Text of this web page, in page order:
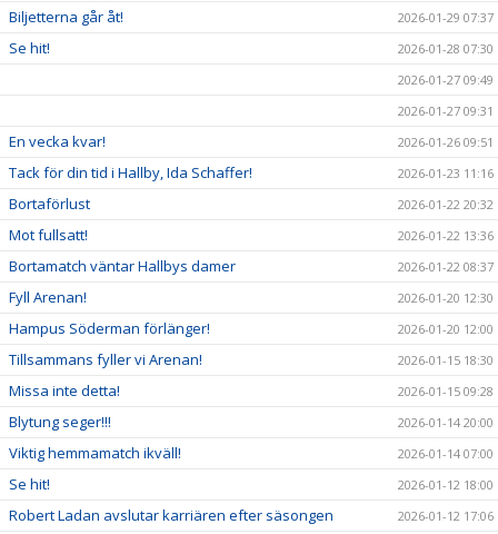
Biljetterna går åt! 2026-01-29 07:37
Se hit!
2026-01-28 07:30
2026-01-27 09:49
2026-01-27 09:31
En vecka kvar! 2026-01-26 09:51
Tack för din tid i Hallby, Ida Schaffer! 2026-01-23 11:16
Bortaförlust 2026-01-22 20:32
Mot fullsatt! 2026-01-22 13:36
Bortamatch väntar Hallbys damer 2026-01-22 08:37
Fyll Arenan! 2026-01-20 12:30
Hampus Söderman förlänger! 2026-01-20 12:00
Tillsammans fyller vi Arenan! 2026-01-15 18:30
Missa inte detta! 2026-01-15 09:28
Blytung seger!!! 2026-01-14 20:00
Viktig hemmamatch ikväll! 2026-01-14 07:00
Se hit! 2026-01-12 18:00
Robert Ladan avslutar karriären efter säsongen 2026-01-12 17:06